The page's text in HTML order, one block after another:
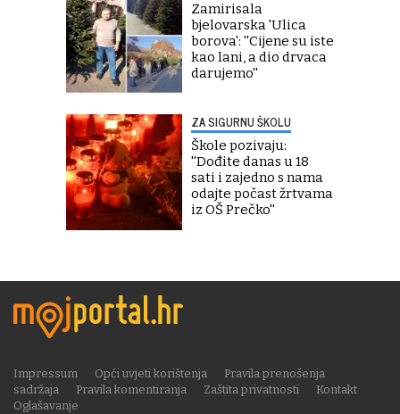
Zamirisala
bjelovarska 'Ulica
borova': ''Cijene su iste
kao lani, a dio drvaca
darujemo''
ZA SIGURNU ŠKOLU
Škole pozivaju:
''Dođite danas u 18
sati i zajedno s nama
odajte počast žrtvama
iz OŠ Prečko''
Impressum Opći uvjeti korištenja
Pravila prenošenja
sadržaja
Pravila komentiranja Zaštita privatnosti
Kontakt
Oglašavanje